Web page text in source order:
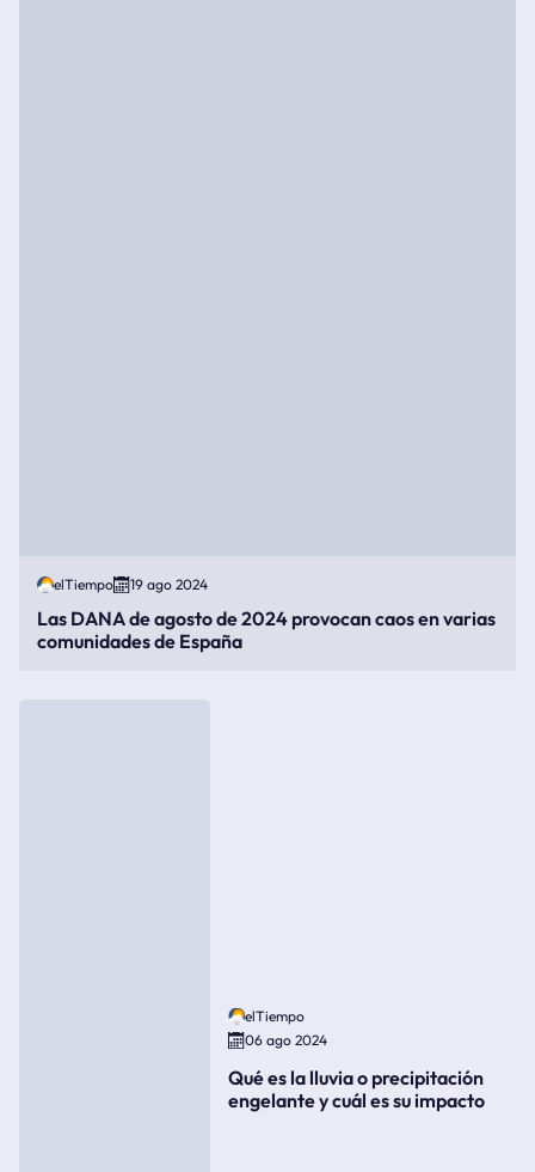
elTiempo 19 ago 2024
Las DANA de agosto de 2024 provocan caos en varias
comunidades de España
elTiempo
06 ago 2024
Qué es la lluvia o precipitación
engelante y cuál es su impacto